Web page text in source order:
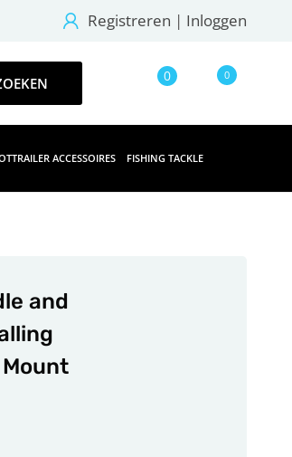
Registreren | Inloggen
0 0
ACCESSOIRES FISHING TACKLE
and